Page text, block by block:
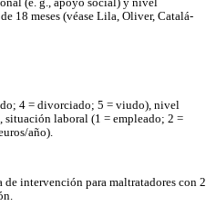
(e. g., apoyo social) y nivel
18 meses (véase Lila, Oliver, Catalá-
4 = divorciado; 5 = viudo), nivel
situación laboral (1 = empleado; 2 =
año).
intervención para maltratadores con 2